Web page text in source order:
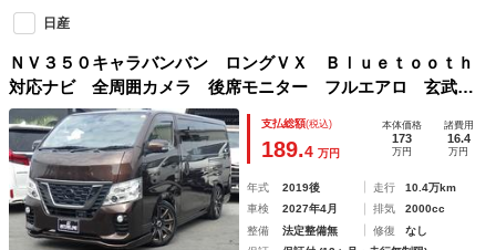
日産
ＮＶ３５０キャラバンバン ロングＶＸ Ｂｌｕｅｔｏｏｔｈ
対応ナビ 全周囲カメラ 後席モニター フルエアロ 玄武ブ
ロックローダウン オーバーフェンダー 社外１８インチＡ
Ｗ 夏冬タイヤ エマージェンシーブレーキ ＯＢＤ診断済
み グー鑑定書付き
支払総額(税込)
189.4 万円
本体価格
173
万円
諸費用
16.4
万円
年式 2019後 走行
10.4万km
車検
2027年4月 排気
2000cc
整備
法定整備無 修復
なし